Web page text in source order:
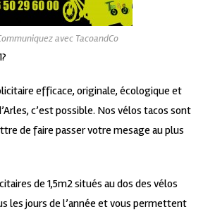
avec TacoandCo
efficace, originale, écologique et
c’est possible. Nos vélos tacos sont
de faire passer votre mesage au plus
de 1,5m2 situés au dos des vélos
les jours de l’année et vous permettent